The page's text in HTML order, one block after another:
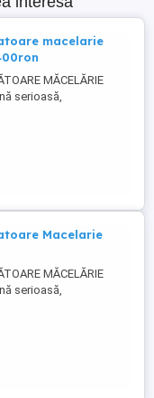
macelarie
MĂCELĂRIE
serioasă,
pentru postul de
modernă.
în domeniul vânzărilor
Macelarie
MĂCELĂRIE
serioasă,
pentru postul de
modernă.
în domeniul vânzărilor